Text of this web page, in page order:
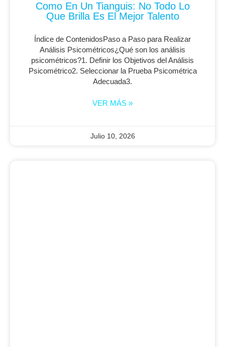
Como En Un Tianguis: No Todo Lo
Que Brilla Es El Mejor Talento
Índice de ContenidosPaso a Paso para Realizar
Análisis Psicométricos¿Qué son los análisis
psicométricos?1. Definir los Objetivos del Análisis
Psicométrico2. Seleccionar la Prueba Psicométrica
Adecuada3.
VER MÁS »
Julio 10, 2026